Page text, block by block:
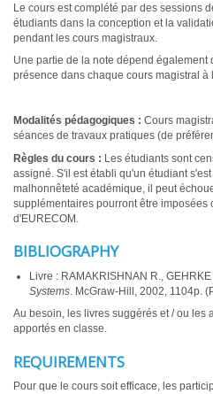
Le cours est complété par des sessions
étudiants dans la conception et la
pendant les cours magistraux.
Une partie de la note dépend également
présence dans chaque cours magistral à
Modalités pédagogiques : Cours
séances de travaux pratiques (de
Règles du cours : Les étudiants sont
assigné. S'il est établi qu'un étudiant
malhonnêteté académique, il peut
supplémentaires pourront être imposées
d'EURECOM.
BIBLIOGRAPHY
Livre : RAMAKRISHNAN R., GEHRKE
Systems . McGraw-Hill, 2002, 1104p.
Au besoin, les livres suggérés et / ou les
apportés en classe.
REQUIREMENTS
Pour que le cours soit efficace, les